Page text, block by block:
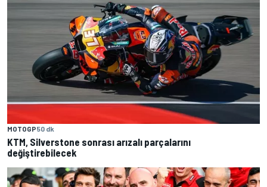
MOTOGP50 dk
KTM, Silverstone sonrası arızalı parçalarını
değiştirebilecek